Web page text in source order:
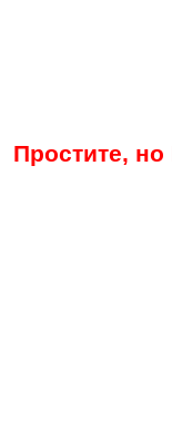
Простите,